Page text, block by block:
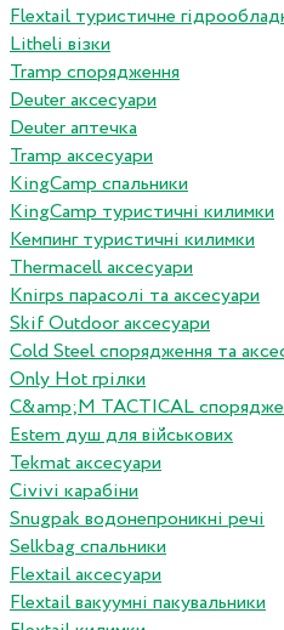
Flextail туристичне
Litheli візки
Tramp спорядження
Deuter аксесуари
Deuter аптечка
Tramp аксесуари
KingCamp спальники
KingCamp туристичні килимки
Кемпинг туристичні килимки
Thermacell аксесуари
Knirps парасолі та аксесуари
Skif Outdoor аксесуари
Cold Steel спорядження та
Only Hot грілки
C&amp;M TACTICAL
Estem душ для військових
Tekmat аксесуари
Сivivi карабіни
Snugpak водонепроникні речі
Selkbag спальники
Flextail аксесуари
Flextail вакуумні пакувальники